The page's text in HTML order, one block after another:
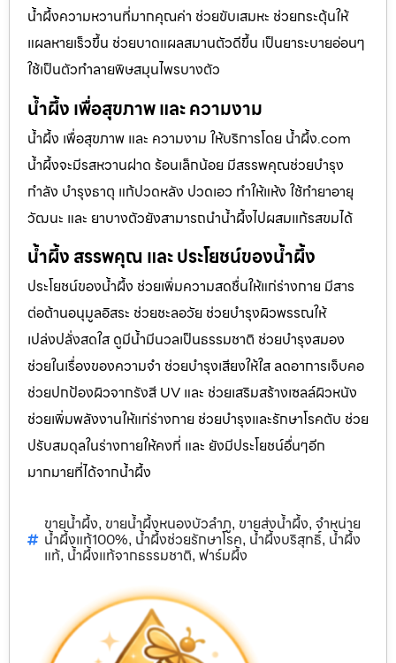
น้ำผึ้งความหวานที่มากคุณค่า ช่วยขับเสมหะ ช่วยกระตุ้นให้
แผลหายเร็วขึ้น ช่วยบาดแผลสมานตัวดีขึ้น เป็นยาระบายอ่อนๆ
ใช้เป็นตัวทำลายพิษสมุนไพรบางตัว
น้ำผึ้ง เพื่อสุขภาพ และ ความงาม
น้ำผึ้ง เพื่อสุขภาพ และ ความงาม ให้บริการโดย น้ำผึ้ง.com
น้ำผึ้งจะมีรสหวานฝาด ร้อนเล็กน้อย มีสรรพคุณช่วยบำรุง
กำลัง บำรุงธาตุ แก้ปวดหลัง ปวดเอว ทำให้แห้ง ใช้ทำยาอายุ
วัฒนะ และ ยาบางตัวยังสามารถนำน้ำผึ้งไปผสมแก้รสขมได้
น้ำผึ้ง สรรพคุณ และ ประโยชน์ของน้ำผึ้ง
ประโยชน์ของน้ำผึ้ง ช่วยเพิ่มความสดชื่นให้แก่ร่างกาย มีสาร
ต่อต้านอนุมูลอิสระ ช่วยชะลอวัย ช่วยบำรุงผิวพรรณให้
เปล่งปลั่งสดใส ดูมีน้ำมีนวลเป็นธรรมชาติ ช่วยบำรุงสมอง
ช่วยในเรื่องของความจำ ช่วยบำรุงเสียงให้ใส ลดอาการเจ็บคอ
ช่วยปกป้องผิวจากรังสี UV และ ช่วยเสริมสร้างเซลล์ผิวหนัง
ช่วยเพิ่มพลังงานให้แก่ร่างกาย ช่วยบำรุงและรักษาโรคตับ ช่วย
ปรับสมดุลในร่างกายให้คงที่ และ ยังมีประโยชน์อื่นๆอีก
มากมายที่ได้จากน้ำผึ้ง
ขายน้ำผึ้ง, ขายน้ำผึ้งหนองบัวลำภู, ขายส่งน้ำผึ้ง, จำหน่าย
น้ำผึ้งแท้100%, น้ำผึ้งช่วยรักษาโรค, น้ำผึ้งบริสุทธิ์, น้ำผึ้ง
แท้, น้ำผึ้งแท้จากธรรมชาติ, ฟาร์มผึ้ง